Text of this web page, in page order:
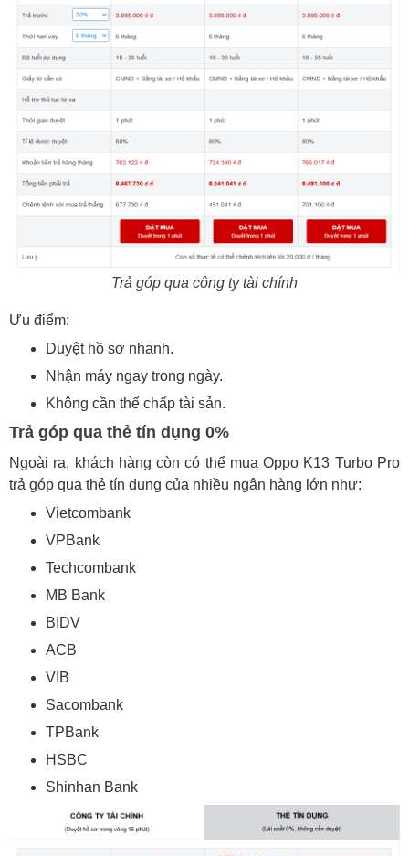
Trả góp qua công ty tài chính
Ưu điểm:
Duyệt hồ sơ nhanh.
Nhận máy ngay trong ngày.
Không cần thế chấp tài sản.
Trả góp qua thẻ tín dụng 0%
Ngoài ra, khách hàng còn có thể mua Oppo K13 Turbo Pro
trả góp qua thẻ tín dụng của nhiều ngân hàng lớn như:
Vietcombank
VPBank
Techcombank
MB Bank
BIDV
ACB
VIB
Sacombank
TPBank
HSBC
Shinhan Bank